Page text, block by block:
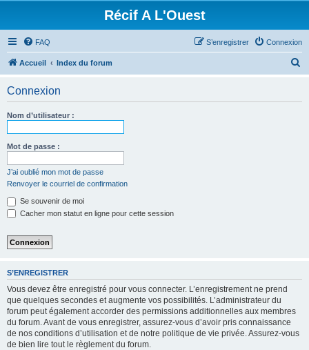
Récif A L'Ouest
FAQ Connexion
S’enregistrer
Accueil Index du forum
Connexion
Nom d’utilisateur :
Mot de passe :
J’ai oublié mon mot de passe
Renvoyer le courriel de confirmation
Se souvenir de moi
Cacher mon statut en ligne pour cette session
S’ENREGISTRER
Vous devez être enregistré pour vous connecter. L’enregistrement ne prend
que quelques secondes et augmente vos possibilités. L’administrateur du
forum peut également accorder des permissions additionnelles aux membres
du forum. Avant de vous enregistrer, assurez-vous d’avoir pris connaissance
de nos conditions d’utilisation et de notre politique de vie privée. Assurez-vous
de bien lire tout le règlement du forum.